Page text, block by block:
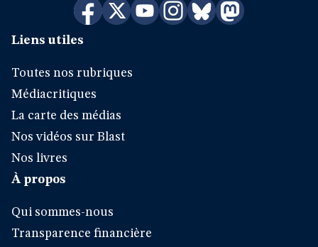
Liens utiles
Toutes nos rubriques
Médiacritiques
La carte des médias
Nos vidéos sur Blast
Nos livres
À propos
Qui sommes-nous
Transparence financière